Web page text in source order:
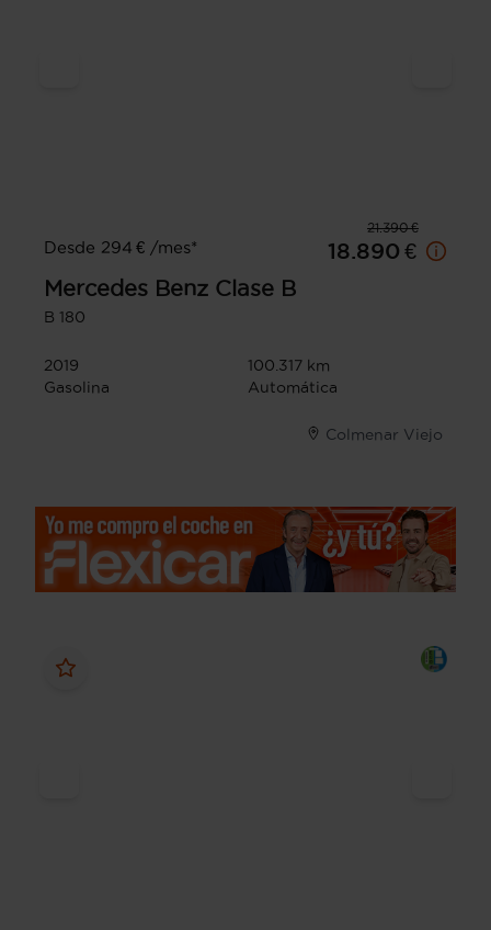
21.390 €
Desde 294 € /mes*
18.890 €
Mercedes Benz Clase B
B 180
2019
100.317 km
Gasolina
Automática
Colmenar Viejo